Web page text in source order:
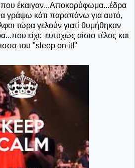
που έκαιγαν...Αποκορύφωμα...έδρα
γράψω κάτι παραπάνω για αυτό,
τώρα γελούν γιατί θυμήθηκαν
είχε ευτυχώς αίσιο τέλος και
του "sleep on it!"